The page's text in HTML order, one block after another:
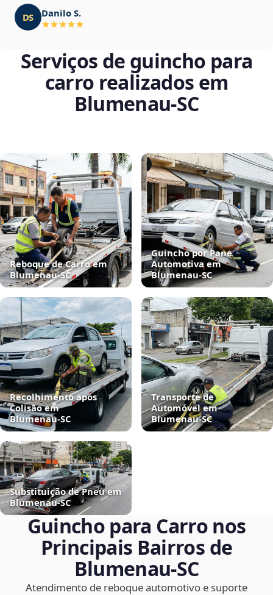
DS Danilo S.
Serviços de guincho para
carro realizados em
Blumenau‑SC
Reboque de Carro em
Blumenau‑SC
Guincho por Pane
Automotiva em
Blumenau‑SC
Recolhimento após
Colisão em
Blumenau‑SC
Transporte de
Automóvel em
Blumenau‑SC
Substituição de Pneu em
Blumenau‑SC
Guincho para Carro nos
Principais Bairros de
Blumenau‑SC
Atendimento de reboque automotivo e suporte